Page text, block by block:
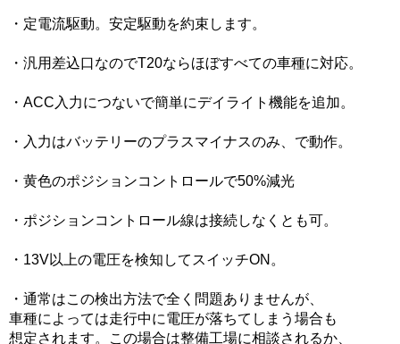
・定電流駆動。安定駆動を約束します。
・汎用差込口なのでT20ならほぼすべての車種に対応。
・ACC入力につないで簡単にデイライト機能を追加。
・入力はバッテリーのプラスマイナスのみ、で動作。
・黄色のポジションコントロールで50%減光
・ポジションコントロール線は接続しなくとも可。
・13V以上の電圧を検知してスイッチON。
・通常はこの検出方法で全く問題ありませんが、
車種によっては走行中に電圧が落ちてしまう場合も
想定されます。この場合は整備工場に相談されるか、